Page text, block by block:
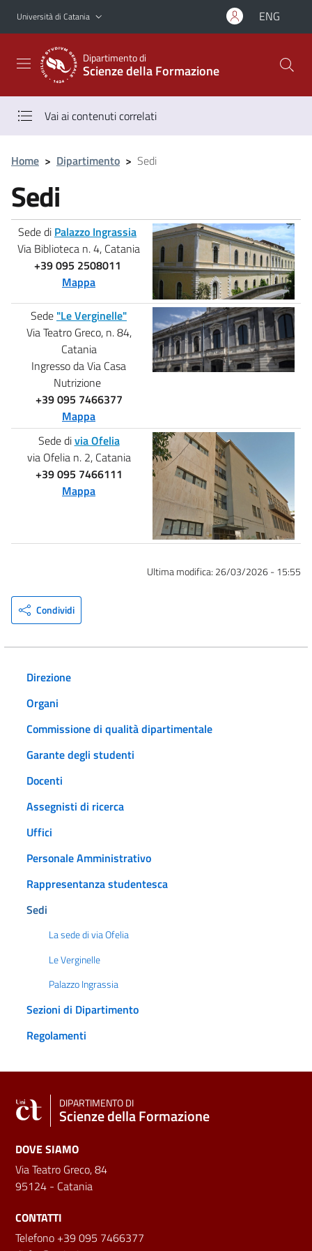
Vai al contenuto principale
Vai al menu di navigazione
Università di Catania ENG
Dipartimento di
Scienze della Formazione
Vai ai contenuti correlati
Home > Dipartimento > Sedi
Sedi
Sede di Palazzo Ingrassia
Via Biblioteca n. 4, Catania
+39 095 2508011
Mappa
Sede "Le Verginelle"
Via Teatro Greco, n. 84,
Catania
Ingresso da Via Casa
Nutrizione
+39 095 7466377
Mappa
Sede divia Ofelia
via Ofelia n. 2, Catania
+39 095 7466111
Mappa
Ultima modifica: 26/03/2026 - 15:55
Condividi
Direzione
Organi
Commissione di qualità dipartimentale
Garante degli studenti
Docenti
Assegnisti di ricerca
Uffici
Personale Amministrativo
Rappresentanza studentesca
Sedi
La sede di via Ofelia
Le Verginelle
Palazzo Ingrassia
Sezioni di Dipartimento
Regolamenti
DIPARTIMENTO DI
Scienze della Formazione
DOVE SIAMO
Via Teatro Greco, 84
95124 - Catania
CONTATTI
Telefono +39 095 7466377